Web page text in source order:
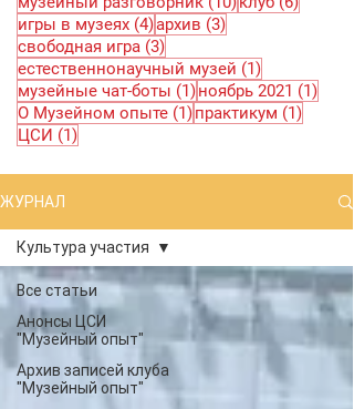
игры в музеях (4)4 поста
архив (3)3 поста
свободная игра (3)3 поста
естественнонаучный музей (1)1 пост
музейные чат-боты (1)1 пост
ноябрь 2021 (1)1
О Музейном опыте (1)1 пост
практикум (1)1 пост
ЦСИ (1)1 пост
ЖУРНАЛ
Все статьи
Анонсы ЦСИ
"Музейный опыт"
Архив записей клуба
"Музейный опыт"
Культура участия